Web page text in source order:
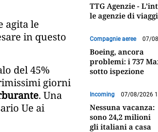
agita le
in questo
del 45%
giorni
. Una
Ue ai
TTG Agenzie -
le agenzie di
Compagnie aeree 07/
Boeing, ancora
problemi: i 737
sotto ispezione
Incoming 07/08/2026
Nessuna vacanza:
sono 24,2 milioni
gli italiani a casa